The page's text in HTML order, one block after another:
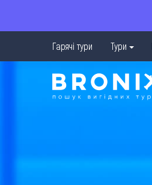
Гарячі тури Тури